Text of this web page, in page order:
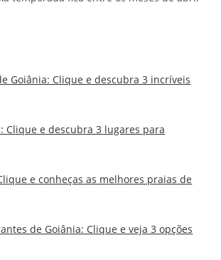
Goiânia: Clique e descubra 3 incríveis
Clique e descubra 3 lugares para
e conheças as melhores praias de
de Goiânia: Clique e veja 3 opções